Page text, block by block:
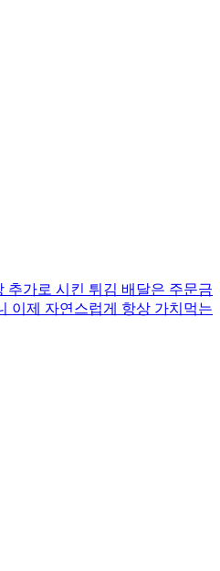
추가로 시킨 튀김 배달은 주문금
이제 자연스럽게 항상 가치먹는